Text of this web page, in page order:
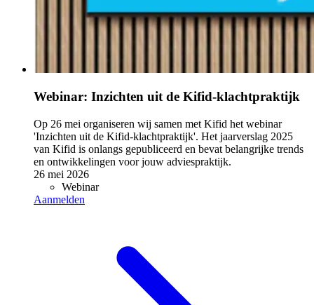
Webinar: Inzichten uit de Kifid-klachtpraktijk
Op 26 mei organiseren wij samen met Kifid het webinar
'Inzichten uit de Kifid-klachtpraktijk'. Het jaarverslag 2025
van Kifid is onlangs gepubliceerd en bevat belangrijke trends
en ontwikkelingen voor jouw adviespraktijk.
26 mei 2026
Webinar
Aanmelden